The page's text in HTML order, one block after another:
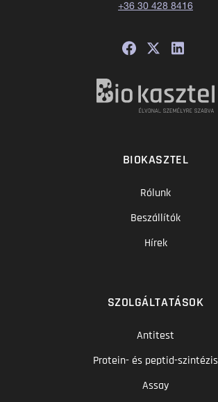
+36 30 428 8416
BIOKASZTEL
Rólunk
Beszállítók
Hírek
SZOLGÁLTATÁSOK
Antitest
Protein- és peptid-szintézis
Assay